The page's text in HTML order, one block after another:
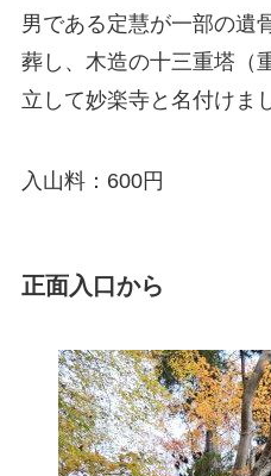
男である定慧が一部の遺
葬し、木造の十三重塔（
立して妙楽寺と名付けま
入山料：600円
正面入口から